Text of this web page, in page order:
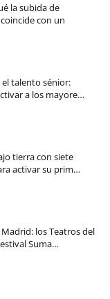
la subida de
con un
talento sénior:
a los mayore…
tierra con siete
activar su prim…
los Teatros del
Suma…